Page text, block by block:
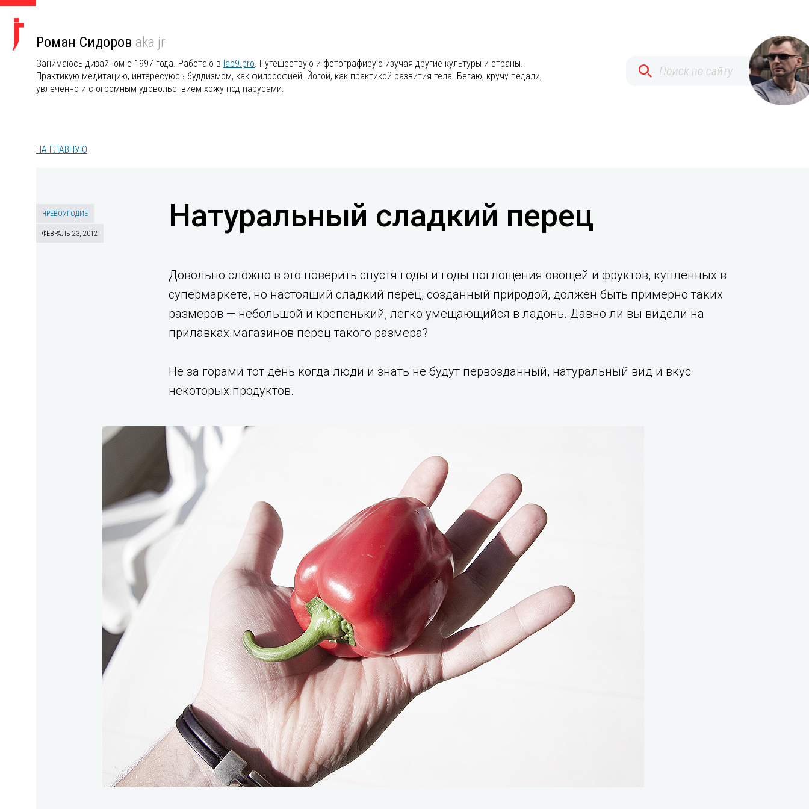
Роман Сидоров aka jr
Занимаюсь дизайном с 1997 года. Работаю в lab9.pro. Путешествую и фотографирую изучая другие культуры и страны.
Практикую медитацию, интересуюсь буддизмом, как философией. Йогой, как практикой развития тела. Бегаю, кручу педали,
увлечённо и с огромным удовольствием хожу под парусами.
НА ГЛАВНУЮ
ЧРЕВОУГОДИЕ
ФЕВРАЛЬ 23, 2012 Натуральный сладкий перец
Довольно сложно в это поверить спустя годы и годы поглощения овощей и фруктов, купленных в
супермаркете, но настоящий сладкий перец, созданный природой, должен быть примерно таких
размеров — небольшой и крепенький, легко умещающийся в ладонь. Давно ли вы видели на
прилавках магазинов перец такого размера?
Не за горами тот день когда люди и знать не будут первозданный, натуральный вид и вкус
некоторых продуктов.